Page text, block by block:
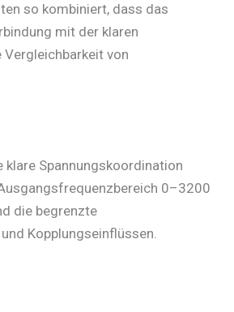
so kombiniert, dass das
mit der klaren
von
Spannungskoordination
0–3200
die begrenzte
Kopplungseinflüssen.